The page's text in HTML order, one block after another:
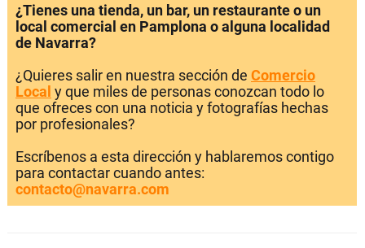
¿Tienes una tienda, un bar, un restaurante o un
local comercial en Pamplona o alguna localidad
de Navarra?
¿Quieres salir en nuestra sección de Comercio
Local y que miles de personas conozcan todo lo
que ofreces con una noticia y fotografías hechas
por profesionales?
Escríbenos a esta dirección y hablaremos contigo
para contactar cuando antes:
contacto@navarra.com